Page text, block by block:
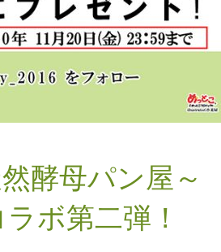
酵母パン屋～
ボ第二弾！